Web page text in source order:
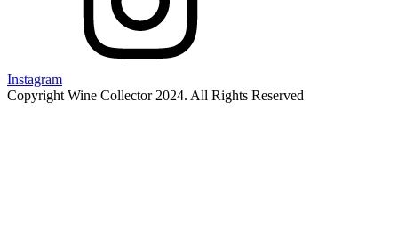
Instagram
Copyright Wine Collector 2024. All Rights Reserved